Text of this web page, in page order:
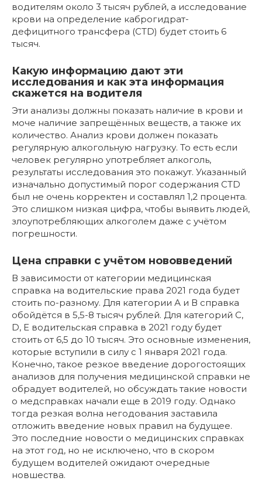
водителям около 3 тысяч рублей, а исследование
крови на определение каброгидрат-
дефицитного трансфера (CTD) будет стоить 6
тысяч.
Какую информацию дают эти
исследования и как эта информация
скажется на водителя
Эти анализы должны показать наличие в крови и
моче наличие запрещённых веществ, а также их
количество. Анализ крови должен показать
регулярную алкогольную нагрузку. То есть если
человек регулярно употребляет алкоголь,
результаты исследования это покажут. Указанный
изначально допустимый порог содержания CTD
был не очень корректен и составлял 1,2 процента.
Это слишком низкая цифра, чтобы выявить людей,
злоупотребляющих алкоголем даже с учётом
погрешности.
Цена справки с учётом нововведений
В зависимости от категории медицинская
справка на водительские права 2021 года будет
стоить по-разному. Для категории А и В справка
обойдётся в 5,5-8 тысяч рублей. Для категорий C,
D, E водительская справка в 2021 году будет
стоить от 6,5 до 10 тысяч. Это основные изменения,
которые вступили в силу с 1 января 2021 года.
Конечно, такое резкое введение дорогостоящих
анализов для получения медицинской справки не
обрадует водителей, но обсуждать такие новости
о медсправках начали еще в 2019 году. Однако
тогда резкая волна негодования заставила
отложить введение новых правил на будущее.
Это последние новости о медицинских справках
на этот год, но не исключено, что в скором
будущем водителей ожидают очередные
новшества.